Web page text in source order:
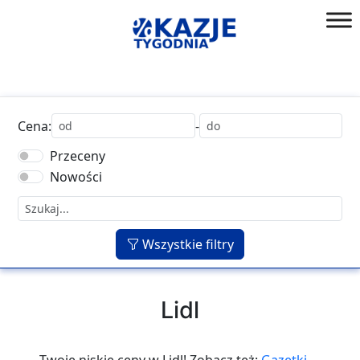
złap
Cena:
-
Przeceny
Nowości
Wszystkie filtry
Lidl